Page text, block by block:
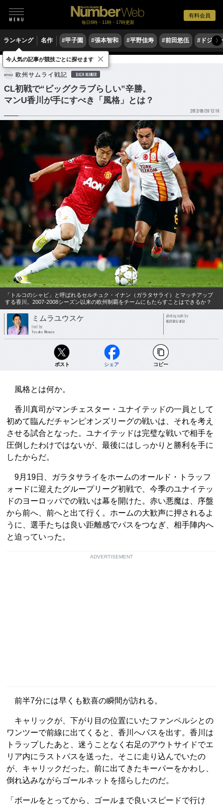
有料会員
毎日6時・11時・17時更新
ランキング 名作 #甲子園 #張本智和 #平野佳寿 #前田悠伍 #ドジャ
〉
サッカー 海外サッカー
欧州サムライ戦記 BACK NUMBER
CL初戦で“ビッグクラブらしい”辛勝。
マンU香川が手にすべき「風格」とは？
2012/09/20 12:10
「トルコのシャビ」と呼ばれるセルチュク・イナン（ガラタサライ）とマッチアップ
する香川。2007-2008シーズン以来の欧州制覇をチームにもたらすことはできるか？
ミムラユウスケ
text by
Yusuke Mimura
photograph by
REUTERS/AFLO
ポスト シェア コピー
風格とは何か。
香川真司がマンチェスター・ユナイテッドの一員として
初めて臨んだチャンピオンズリーグの戦いは、それを考え
させる試合となった。ユナイテッドは完璧な戦いで相手を
圧倒したわけではないが、最後にはしっかりと勝利を手に
したからだ。
9月19日、ガラタサライをホームのオールド・トラッフ
ォードに迎えたグループリーグ初戦で、今季のユナイテッ
ドのヨーロッパでの戦いは幕を開けた。赤い悪魔は、序盤
から前へ、前へと出て行く。ホームの大歓声に押されるよ
うに、選手たちは良い距離感でパスをつなぎ、相手陣内へ
と迫っていった。
ADVERTISEMENT
前半7分には早くも歓喜の瞬間が訪れる。
キャリックが、下がり目の位置にいたファンペルシとの
ワンツーで前線に出てくると、香川へパスを出す。香川は
トラップしたあと、迷うことなく右足のアウトサイドでエ
リア内にラストパスを送った。そこに走り込んでいたの
が、キャリックだった。前に出てきたキーパーをかわし、
倒れ込みながらゴールネットを揺らしたのだ。
「ボールをとってから、ゴールまで良いスピードで行け
今人気の記事が競技ごとに探せます ×